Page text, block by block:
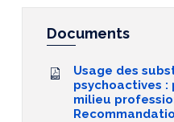
Documents
Usage des
psychoactives :
milieu